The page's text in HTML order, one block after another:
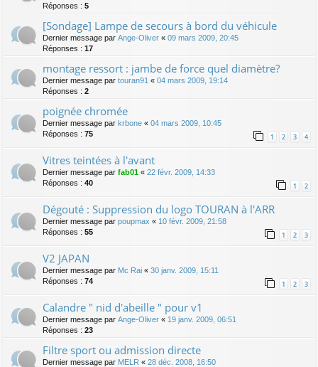
Réponses : 5
[Sondage] Lampe de secours à bord du véhicule
Dernier message par Ange-Oliver « 09 mars 2009, 20:45
Réponses : 17
montage ressort : jambe de force quel diamètre?
Dernier message par touran91 « 04 mars 2009, 19:14
Réponses : 2
poignée chromée
Dernier message par krbone « 04 mars 2009, 10:45
Réponses : 75 1 2 3 4
Vitres teintées à l'avant
Dernier message par fab01 « 22 févr. 2009, 14:33
Réponses : 40 1 2
Dégouté : Suppression du logo TOURAN à l'ARR
Dernier message par poupmax « 10 févr. 2009, 21:58
Réponses : 55 1 2 3
V2 JAPAN
Dernier message par Mc Rai « 30 janv. 2009, 15:11
Réponses : 74 1 2 3
Calandre " nid d'abeille " pour v1
Dernier message par Ange-Oliver « 19 janv. 2009, 06:51
Réponses : 23
Filtre sport ou admission directe
Dernier message par MELR « 28 déc. 2008, 16:50